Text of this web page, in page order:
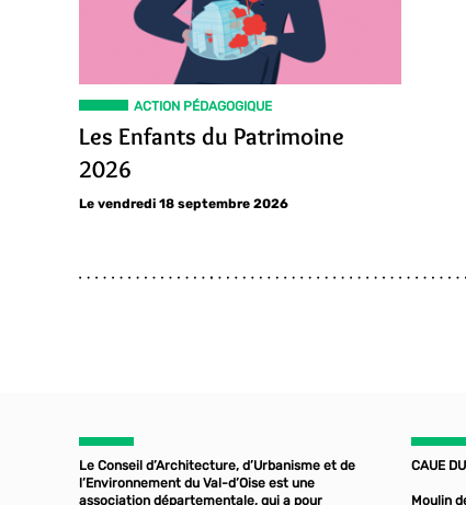
ACTION PÉDAGOGIQUE
Les Enfants du Patrimoine
2026
Le vendredi 18 septembre 2026
Le Conseil d’Architecture, d’Urbanisme et de
l’Environnement du Val-d’Oise est une
association départementale, qui a pour
CAUE
Moulin